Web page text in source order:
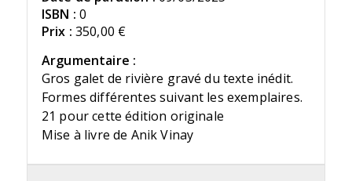
ISBN : 0
Prix : 350,00 €
Argumentaire :
Gros galet de rivière gravé du texte inédit.
Formes différentes suivant les exemplaires.
21 pour cette édition originale
Mise à livre de Anik Vinay